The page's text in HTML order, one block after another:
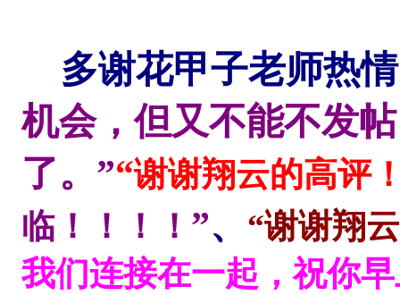
多谢花甲子老师热
机会，但又不能不发
了。 ”“谢谢翔云的高评
临！！！！ ”、 “谢谢翔
我们连接在一起，祝你